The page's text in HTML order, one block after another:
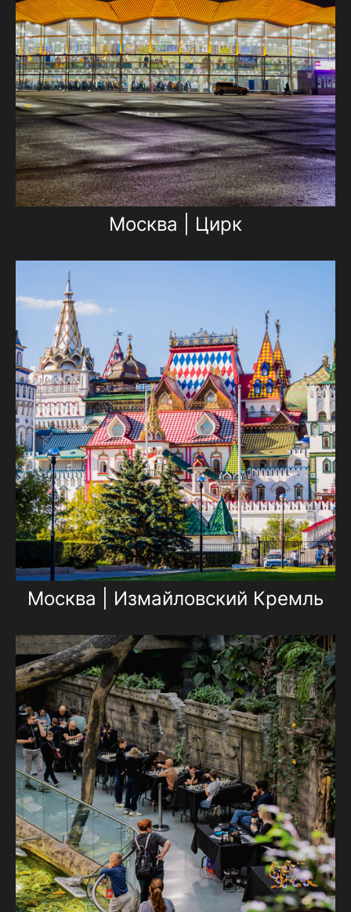
Москва | Цирк
Москва | Измайловский Кремль